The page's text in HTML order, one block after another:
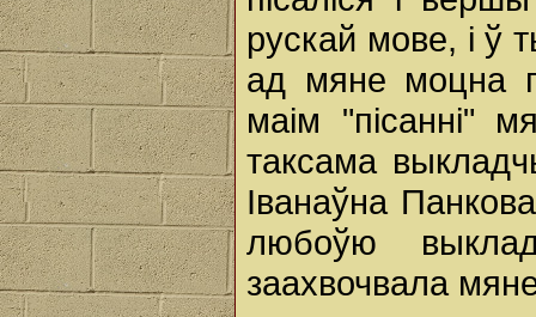
рускай мове, і ў
ад мяне моцна
маім "пісанні"
таксама
Іванаўна
любоўю
заахвочвала